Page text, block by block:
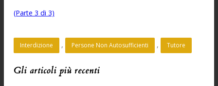
(Parte 3 di 3)
Interdizione , Persone Non Autosufficienti , Tutore
Gli articoli più recenti